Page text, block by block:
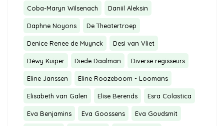
Coba-Maryn Wilsenach Daniil Aleksin
Daphne Noyons De Theatertroep
Denice Renee de Muynck Desi van Vliet
Déwy Kuiper Diede Daalman Diverse regisseurs
Eline Janssen Eline Roozeboom - Loomans
Elisabeth van Galen Elise Berends Esra Colastica
Eva Benjamins Eva Goossens Eva Goudsmit